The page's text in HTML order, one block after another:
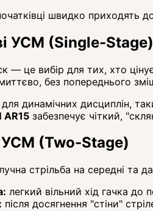
швидко приходять
УСМ (Single-Stage)
— це вибір для тих, хто
без попереднього
динамічних дисциплін,
забезпечує чіткий,
УСМ (Two-Stage)
стрільба на середні та
легкий вільний хід гачка до
після досягнення "стіни"